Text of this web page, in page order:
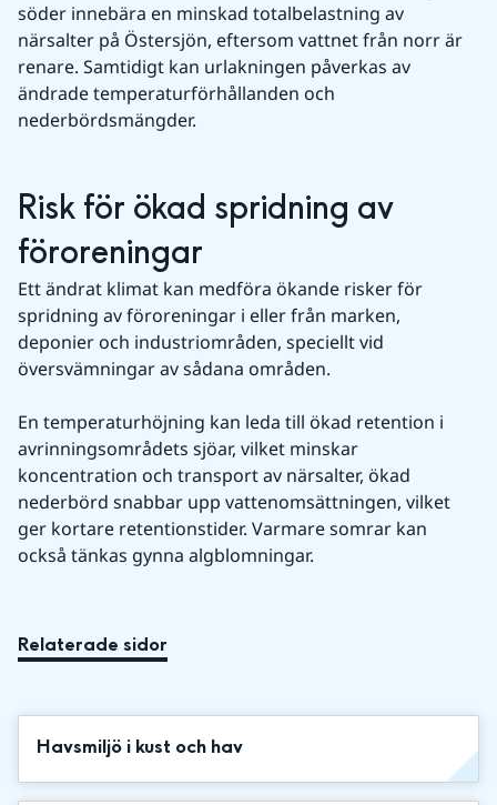
söder innebära en minskad totalbelastning av
närsalter på Östersjön, eftersom vattnet från norr är
renare. Samtidigt kan urlakningen påverkas av
ändrade temperaturförhållanden och
nederbördsmängder.
Risk för ökad spridning av
föroreningar
Ett ändrat klimat kan medföra ökande risker för
spridning av föroreningar i eller från marken,
deponier och industriområden, speciellt vid
översvämningar av sådana områden.
En temperaturhöjning kan leda till ökad retention i
avrinningsområdets sjöar, vilket minskar
koncentration och transport av närsalter, ökad
nederbörd snabbar upp vattenomsättningen, vilket
ger kortare retentionstider. Varmare somrar kan
också tänkas gynna algblomningar.
Relaterade sidor
Havsmiljö i kust och hav